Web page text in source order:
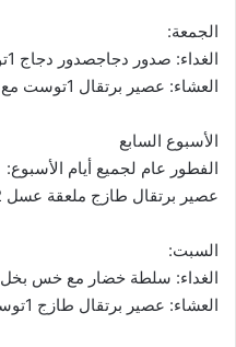
الجمعة:
الغداء: صدور دجاجصدور دجاج 1توست سلطة طازجة بخل التفاح.
العشاء: عصير برتقال 1توست مع جبنة بيضاء نوعين فاكهة.
الأسبوع السابع
الفطور عام لجميع أيام الأسبوع:
عصير برتقال طازج ملعقة عسل 2توست مع لبنة.
السبت:
الغداء: سلطة خضار مع خس بخل
العشاء: عصير برتقال طازج 1توست مع جبنة بيضاء نوعين فاكهة.